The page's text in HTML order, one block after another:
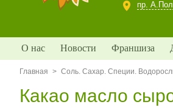
пр.
О нас Новости Франшиза
Главная > Соль. Сахар. Специи.
Какао масло